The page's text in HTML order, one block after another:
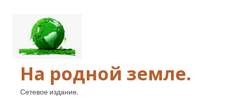
На родной земле.
Сетевое издание.